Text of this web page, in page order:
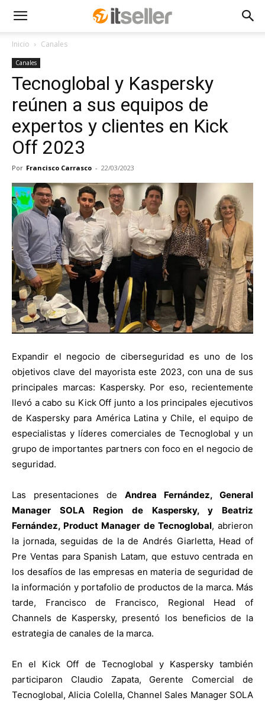
Inicio Canales
Canales
Tecnoglobal y Kaspersky
reúnen a sus equipos de
expertos y clientes en Kick
Off 2023
Por Francisco Carrasco - 22/03/2023
Expandir el negocio de ciberseguridad es uno de los
objetivos clave del mayorista este 2023, con una de sus
principales marcas: Kaspersky. Por eso, recientemente
llevó a cabo su Kick Off junto a los principales ejecutivos
de Kaspersky para América Latina y Chile, el equipo de
especialistas y líderes comerciales de Tecnoglobal y un
grupo de importantes partners con foco en el negocio de
seguridad.
Las presentaciones de Andrea Fernández, General
Manager SOLA Region de Kaspersky, y Beatriz
Fernández, Product Manager de Tecnoglobal, abrieron
la jornada, seguidas de la de Andrés Giarletta, Head of
Pre Ventas para Spanish Latam, que estuvo centrada en
los desafíos de las empresas en materia de seguridad de
la información y portafolio de productos de la marca. Más
tarde, Francisco de Francisco, Regional Head of
Channels de Kaspersky, presentó los beneficios de la
estrategia de canales de la marca.
En el Kick Off de Tecnoglobal y Kaspersky también
participaron Claudio Zapata, Gerente Comercial de
Tecnoglobal, Alicia Colella, Channel Sales Manager SOLA